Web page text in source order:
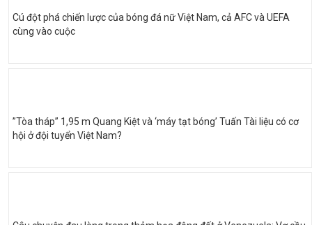
Cú đột phá chiến lược của bóng đá nữ Việt Nam, cả AFC và UEFA
cùng vào cuộc
”Tòa tháp” 1,95 m Quang Kiệt và ‘máy tạt bóng’ Tuấn Tài liệu có cơ
hội ở đội tuyển Việt Nam?